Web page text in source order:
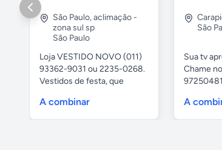
São Paulo,aclimação -
zona sul sp
São Paulo
Loja VESTIDO NOVO (011)
93362-9031 ou 2235-0268.
Vestidos de festa, que
A combinar
São
Sua tv
Chame
A